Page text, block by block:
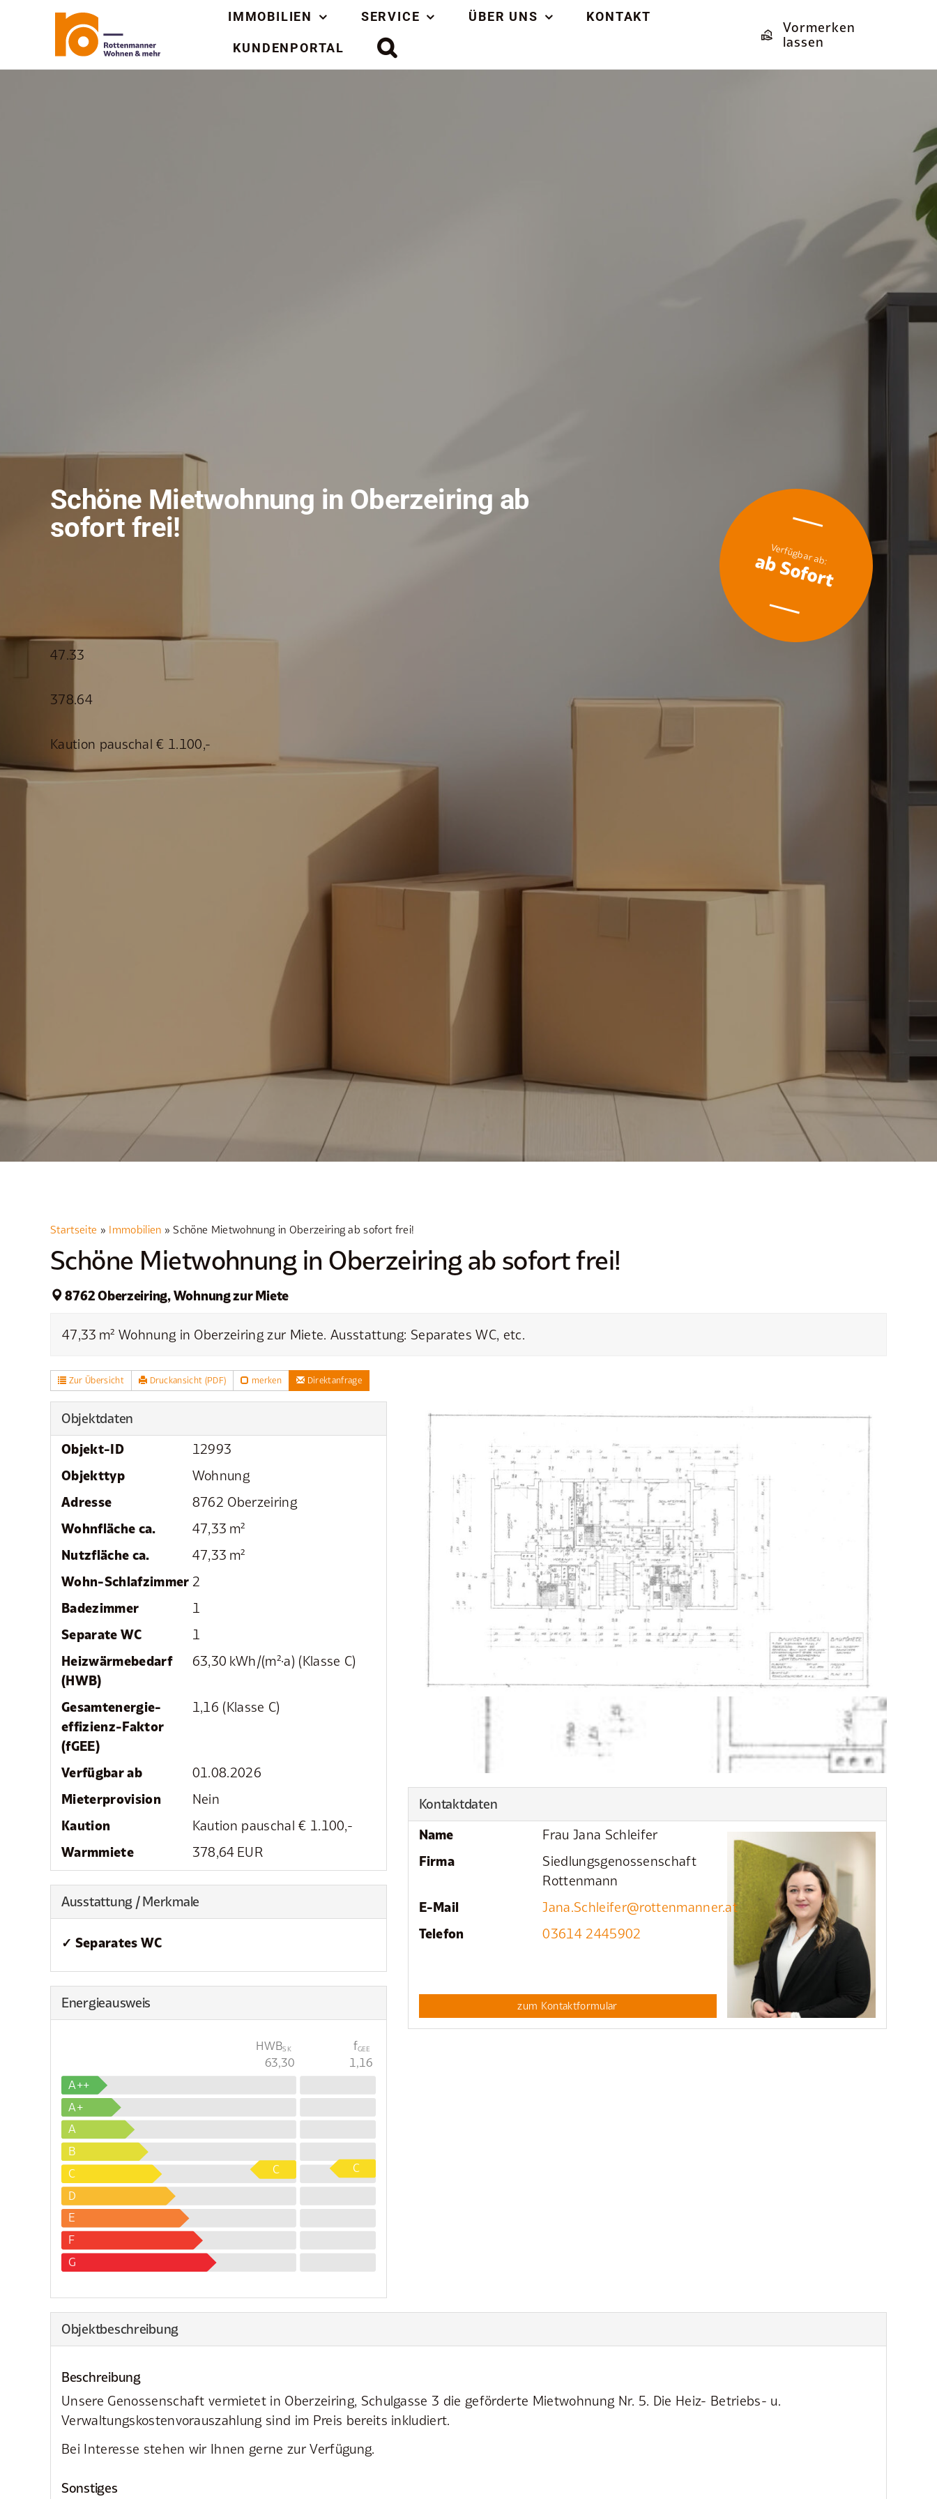
IMMOBILIEN SERVICE ÜBER UNS KONTAKT
KUNDENPORTAL
Vormerken
lassen
Schöne Mietwohnung in Oberzeiring ab
sofort frei!
ab Sofort
47.33
378.64
Kaution pauschal € 1.100,-
Startseite » Immobilien »Schöne Mietwohnung in Oberzeiring ab sofort frei!
Schöne Mietwohnung in Oberzeiring ab sofort frei!
8762 Oberzeiring, Wohnung zur Miete
47,33 m² Wohnung in Oberzeiring zur Miete. Ausstattung: Separates WC, etc.
Zur Übersicht Druckansicht (PDF) merken Direktanfrage
Kontaktdaten
Name
Frau Jana Schleifer
Firma
Siedlungsgenossenschaft
Rottenmann
E-Mail
Jana.Schleifer@rottenmanner.at
Telefon
03614 2445902
zum Kontaktformular
Objektdaten
Objekt-ID
12993
Objekttyp
Wohnung
Adresse
8762 Oberzeiring
Wohnfläche ca.
47,33 m²
Nutzfläche ca.
47,33 m²
Wohn-Schlafzimmer 2
Badezimmer
1
Separate WC
1
Heizwärmebedarf
(HWB)
63,30 kWh/(m²·a) (Klasse C)
Gesamtenergie­
effizienz-Faktor
(fGEE)
1,16 (Klasse C)
Verfügbar ab
01.08.2026
Mieter­provision
Nein
Kaution
Kaution pauschal € 1.100,-
Warmmiete
378,64 EUR
Ausstattung / Merkmale
✓ Separates WC
Energieausweis
HWBSK
63,30 1,16
fGEE
A++
A+
A
B
C
D
E
F
G
C
C
Objekt­beschreibung
Beschreibung
Unsere Genossenschaft vermietet in Oberzeiring, Schulgasse 3 die geförderte Mietwohnung Nr. 5. Die Heiz- Betriebs- u.
Verwaltungskostenvorauszahlung sind im Preis bereits inkludiert.
Bei Interesse stehen wir Ihnen gerne zur Verfügung.
Sonstiges